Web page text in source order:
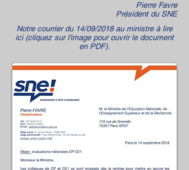
Pierre Favre
Président du SNE
Notre courrier du 14/09/2018 au ministre à lire
ici (cliquez sur l'image pour ouvrir le document
en PDF).